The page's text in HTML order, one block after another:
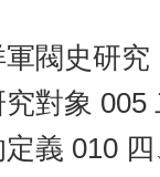
軍閥史研
對象
義 010